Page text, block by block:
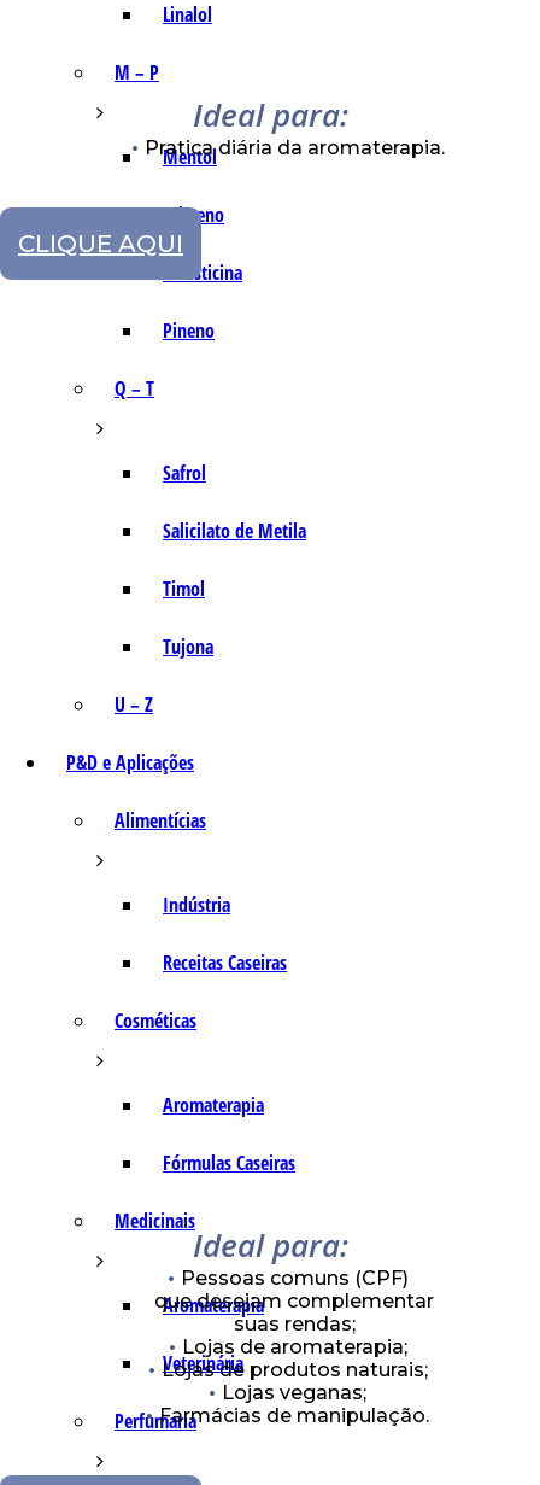
Linalol
M – P
Mentol
Mirceno
Miristicina
Pineno
Q – T
Safrol
Salicilato de Metila
Timol
Tujona
U – Z
P&D e Aplicações
Alimentícias
Indústria
Receitas Caseiras
Cosméticas
Aromaterapia
Fórmulas Caseiras
Medicinais
Aromaterapia
Veterinária
Perfumaria
Ideal para:
Pratica diária da aromaterapia.
CLIQUE AQUI
Ideal para:
Pessoas comuns (CPF)
que desejam complementar
suas rendas;
Lojas de aromaterapia;
Lojas de produtos naturais;
Lojas veganas;
Farmácias de manipulação.